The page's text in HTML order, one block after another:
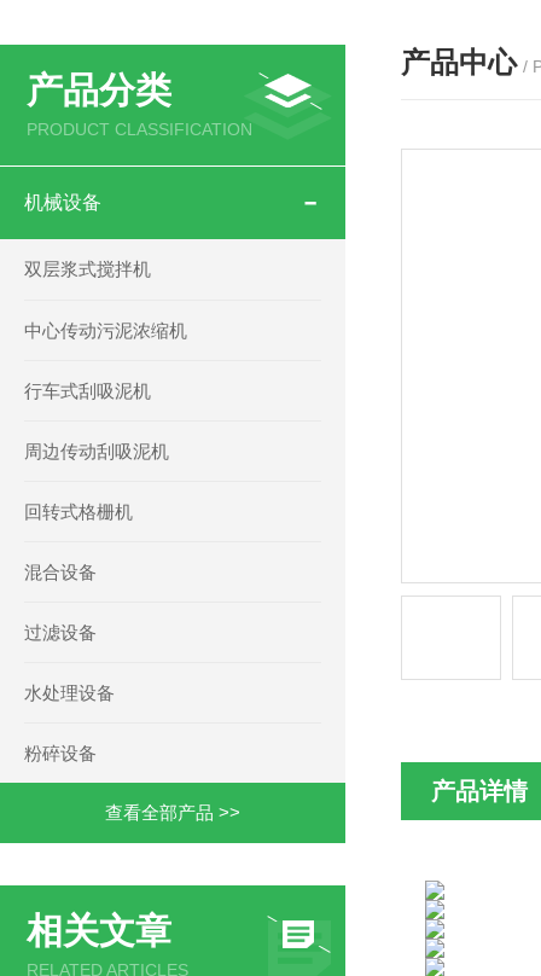
产品分类
PRODUCT CLASSIFICATION
机械设备
双层浆式搅拌机
中心传动污泥浓缩机
行车式刮吸泥机
周边传动刮吸泥机
回转式格栅机
混合设备
过滤设备
水处理设备
粉碎设备
查看全部产品 >>
相关文章
RELATED ARTICLES
产品中心 /
产品详情